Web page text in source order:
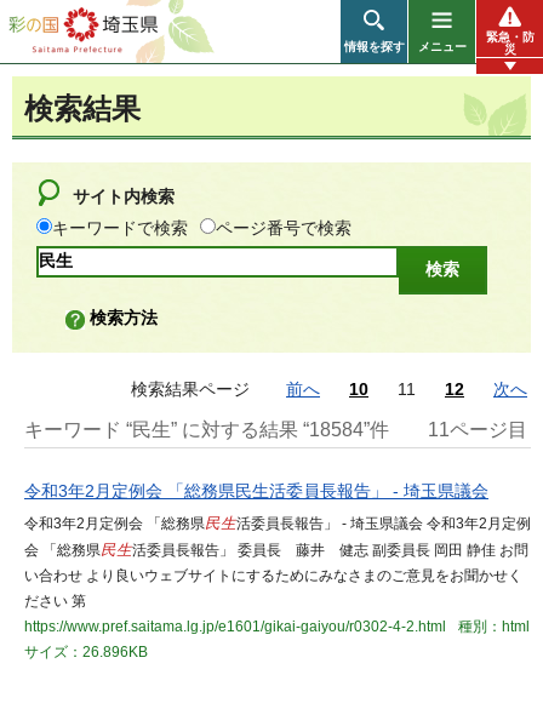
彩の国 埼玉県
情報を探す メニュー
緊急・防
災
検索結果
サイト内検索
キーワードで検索
ページ番号で検索
検索方法
検索結果ページ 前へ 10 11 12 次へ
キーワード “民生” に対する結果 “18584”件 11ページ目
令和3年2月定例会 「総務県民生活委員長報告」 - 埼玉県議会
令和3年2月定例会 「総務県民生活委員長報告」 - 埼玉県議会 令和3年2月定例
会 「総務県民生活委員長報告」 委員長 藤井 健志 副委員長 岡田 静佳 お問
い合わせ より良いウェブサイトにするためにみなさまのご意見をお聞かせく
ださい 第
https://www.pref.saitama.lg.jp/e1601/gikai-gaiyou/r0302-4-2.html
種別：html
サイズ：26.896KB